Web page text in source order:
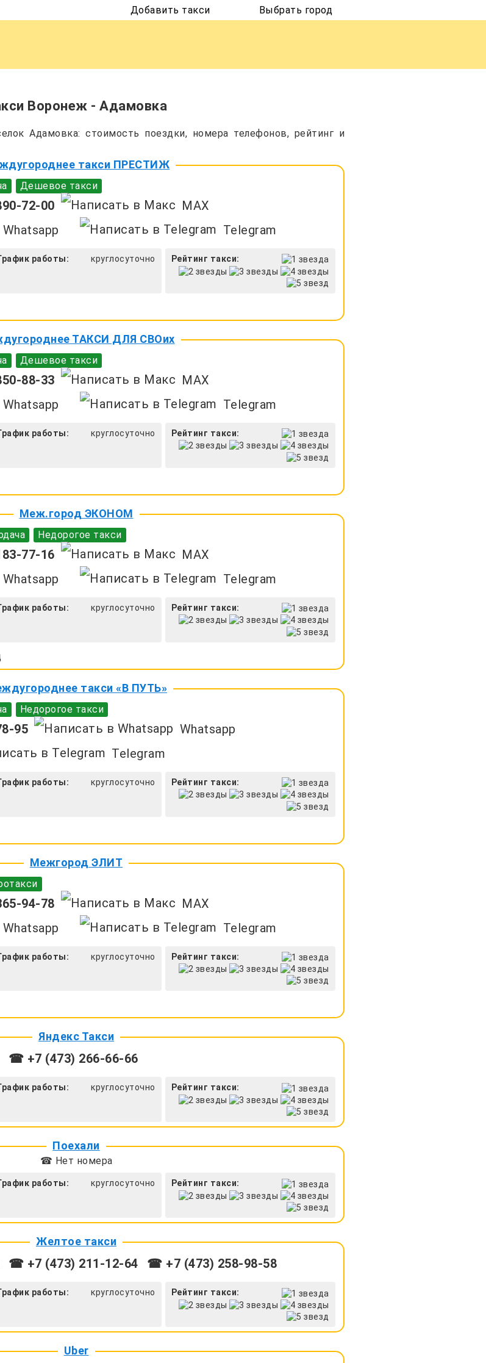
Добавить такси Выбрать город
Воронеж - Адамовка
Адамовка: стоимость поездки, номера телефонов, рейтинг и
такси ПРЕСТИЖ
Дешевое такси
72-00
MAX
Whatsapp
Telegram
работы: круглосуточно Рейтинг такси:
ТАКСИ ДЛЯ СВОих
Дешевое такси
88-33
MAX
Whatsapp
Telegram
работы: круглосуточно Рейтинг такси:
Меж.город ЭКОНОМ
Недорогое такси
77-16
MAX
Whatsapp
Telegram
работы: круглосуточно Рейтинг такси:
такси «В ПУТЬ»
Недорогое такси
95
Whatsapp
Telegram
работы: круглосуточно Рейтинг такси:
Межгород ЭЛИТ
94-78
MAX
Whatsapp
Telegram
работы: круглосуточно Рейтинг такси:
Яндекс Такси
☎ +7 (473) 266-66-66
работы: круглосуточно Рейтинг такси:
Поехали
☎ Нет номера
работы: круглосуточно Рейтинг такси:
Желтое такси
☎ +7 (473) 211-12-64 ☎ +7 (473) 258-98-58
работы: круглосуточно Рейтинг такси:
Uber